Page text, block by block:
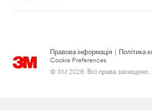
Правова інформація Політика
Cookie Preferences
© 3M 2026. Всі права захищено..